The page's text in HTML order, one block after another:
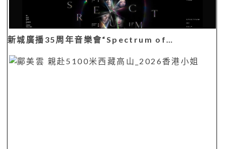
新城廣播35周年音樂會“Spectrum of…